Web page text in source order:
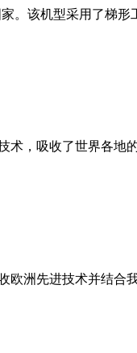
。该机型采用了梯
，吸收了世界各
洲先进技术并结